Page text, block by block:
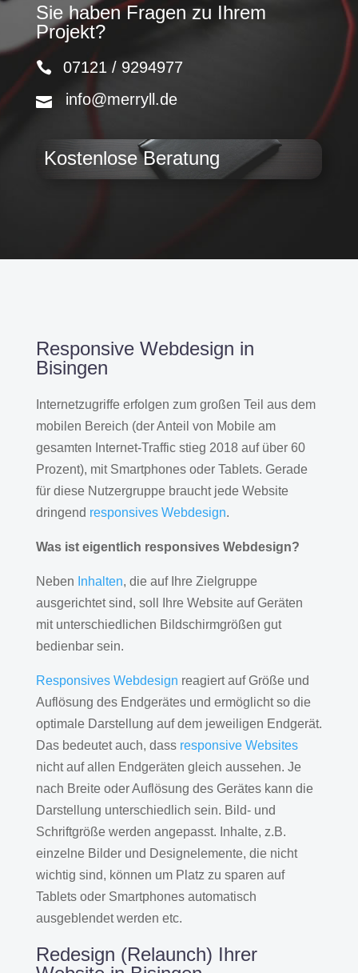
Sie haben Fragen zu Ihrem
Projekt?
07121 / 9294977
info@merryll.de
Kostenlose Beratung
Responsive Webdesign in
Bisingen
Internetzugriffe erfolgen zum großen Teil aus dem
mobilen Bereich (der Anteil von Mobile am
gesamten Internet-Traffic stieg 2018 auf über 60
Prozent), mit Smartphones oder Tablets. Gerade
für diese Nutzergruppe braucht jede Website
dringend responsives Webdesign.
Was ist eigentlich responsives Webdesign?
Neben Inhalten, die auf Ihre Zielgruppe
ausgerichtet sind, soll Ihre Website auf Geräten
mit unterschiedlichen Bildschirmgrößen gut
bedienbar sein.
Responsives Webdesign reagiert auf Größe und
Auflösung des Endgerätes und ermöglicht so die
optimale Darstellung auf dem jeweiligen Endgerät.
Das bedeutet auch, dass responsive Websites
nicht auf allen Endgeräten gleich aussehen. Je
nach Breite oder Auflösung des Gerätes kann die
Darstellung unterschiedlich sein. Bild- und
Schriftgröße werden angepasst. Inhalte, z.B.
einzelne Bilder und Designelemente, die nicht
wichtig sind, können um Platz zu sparen auf
Tablets oder Smartphones automatisch
ausgeblendet werden etc.
Redesign (Relaunch) Ihrer